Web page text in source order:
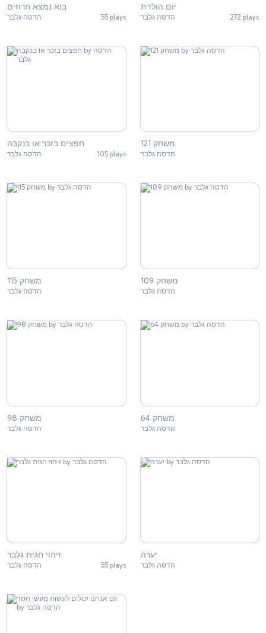
בוא נמצא חרוזים
הדסה גלבר 55 plays
יום הולדת
הדסה גלבר 272 plays
חפצים בזכר או בנקבה
הדסה גלבר 105 plays
משחק 121
הדסה גלבר
משחק 115
הדסה גלבר
משחק 109
הדסה גלבר
משחק 98
הדסה גלבר
משחק 64
הדסה גלבר
זיהוי חגית גלבר
הדסה גלבר 55 plays
יערה
הדסה גלבר